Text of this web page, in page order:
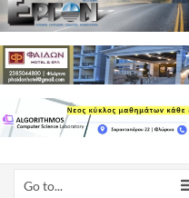
Go to...